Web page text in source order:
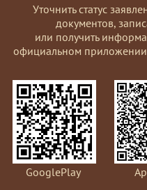
Уточнить статус
документов,
или получить
официальном
GooglePlay